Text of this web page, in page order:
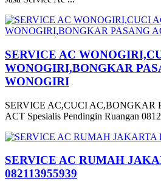
SERVICE AC
WONOGIRI,BONGKAR
WONOGIRI
SERVICE AC,CUCI AC,BONGKAR
ACT Spesialis Pendingin Ruangan
SERVICE AC RUMAH
082113955939